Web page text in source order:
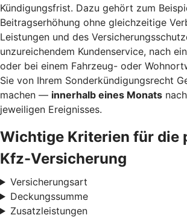
Kündigungsfrist. Dazu gehört zum
Beitragserhöhung ohne gleichzeitige
Leistungen und des
unzureichendem Kundenservice, nach
oder bei einem Fahrzeug- oder
Sie von Ihrem Sonderkündigungsrecht
machen — innerhalb eines Monats
jeweiligen Ereignisses.
Wichtige Kriterien für die
Kfz-Versicherung
Versicherungsart
Deckungssumme
Zusatzleistungen